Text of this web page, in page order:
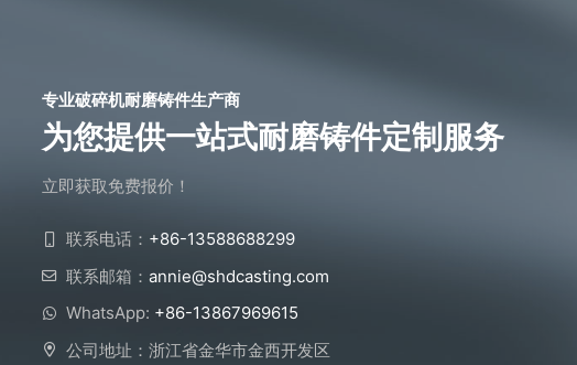
专业破碎机耐磨铸件生产商
为您提供一站式耐磨铸件定制服务
立即获取免费报价！
联系电话： +86-13588688299
联系邮箱： annie@shdcasting.com
WhatsApp: +86-13867969615
公司地址：浙江省金华市金西开发区